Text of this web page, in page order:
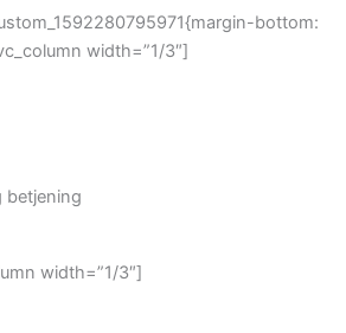
bottom:
width=”1/3″]
betjening
width=”1/3″]